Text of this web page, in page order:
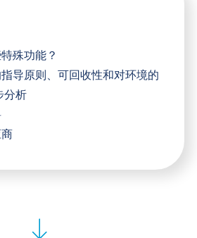
殊功能？
导原则、可回收性和对环境的
分析